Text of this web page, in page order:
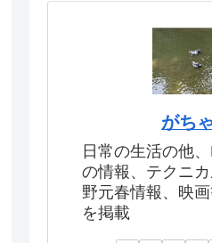
がち
日常の生活の他
の情報、テクニ
野元春情報、映
を掲載